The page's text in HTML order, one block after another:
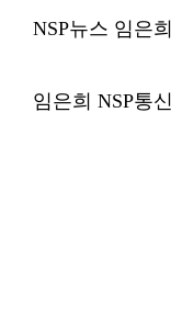
NSP뉴스 임은
임은희 NSP통